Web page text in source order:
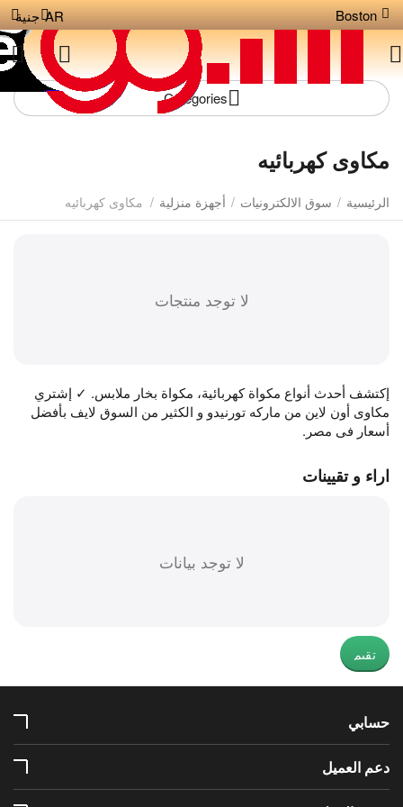
Boston جنية AR
Сategories
مكاوى كهربائيه
الرئيسية / سوق الالكترونيات / أجهزة منزلية / مكاوى كهربائيه
لا توجد منتجات
إكتشف أحدث أنواع مكواة كهربائية، مكواة بخار ملابس. ✓ إشتري
مكاوى أون لاين من ماركه تورنيدو و الكثير من السوق لايف بأفضل
أسعار فى مصر.
اراء و تقيينات
لا توجد بيانات
تقيم
حسابي
دعم العميل